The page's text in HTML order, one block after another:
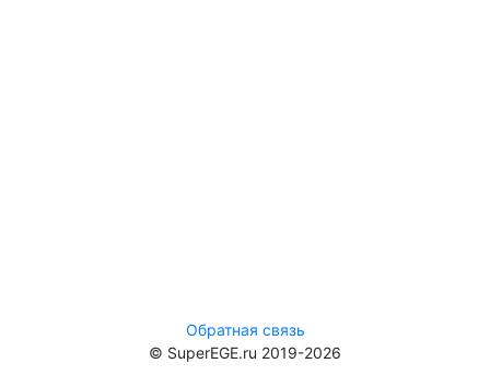
Обратная связь
© SuperEGE.ru 2019-2026